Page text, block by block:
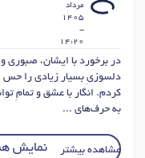
مرداد
1405
-
14:20
در برخورد با ایشان، صبوری و
دلسوزیِ بسیار زیادی را حس
کردم. انگار با عشق و تمامِ
به حرف‌های ...
مشاهده بیشتر نمایش همه